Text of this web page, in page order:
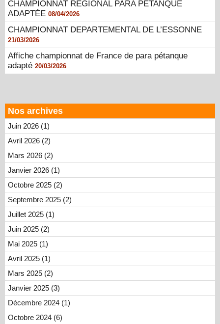
CHAMPIONNAT RÉGIONAL PARA PETANQUE
ADAPTÉE 08/04/2026
CHAMPIONNAT DEPARTEMENTAL DE L’ESSONNE
21/03/2026
Affiche championnat de France de para pétanque
adapté 20/03/2026
Nos archives
Juin 2026 (1)
Avril 2026 (2)
Mars 2026 (2)
Janvier 2026 (1)
Octobre 2025 (2)
Septembre 2025 (2)
Juillet 2025 (1)
Juin 2025 (2)
Mai 2025 (1)
Avril 2025 (1)
Mars 2025 (2)
Janvier 2025 (3)
Décembre 2024 (1)
Octobre 2024 (6)